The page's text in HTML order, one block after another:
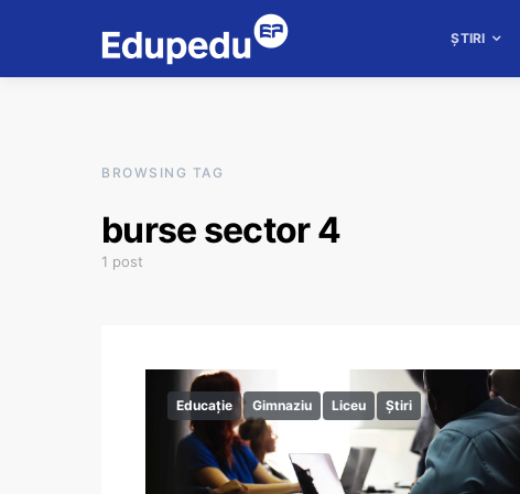
ȘTIRI
BROWSING TAG
burse sector 4
1 post
Educație Gimnaziu Liceu Știri